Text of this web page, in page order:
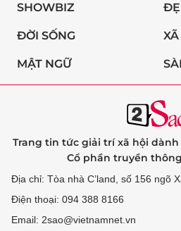
SHOWBIZ
ĐỜI SỐNG
MẬT NGỮ
Trang tin tức giải trí xã hội
Cổ phần truyền
Địa chỉ: Tòa nhà C’land, số 156 ngõ
Điện thoại: 094 388 8166
Email: 2sao@vietnamnet.vn